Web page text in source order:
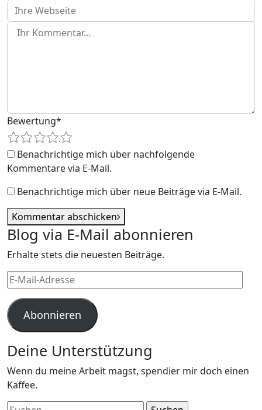
Bewertung*
4
3
2
1
Benachrichtige mich über nachfolgende
Kommentare via E-Mail.
Benachrichtige mich über neue Beiträge via E-Mail.
Kommentar abschicken
Blog via E-Mail abonnieren
Erhalte stets die neuesten Beiträge.
E-
Mail-
Adresse
Abonnieren
Deine Unterstützung
Wenn du meine Arbeit magst, spendier mir doch einen
Kaffee.